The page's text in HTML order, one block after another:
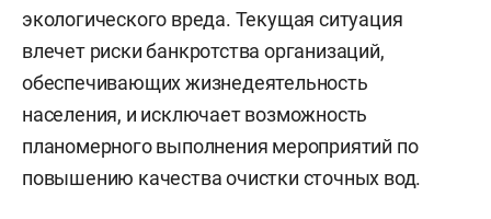
экологического вреда. Текущая ситуация
влечет риски банкротства организаций,
обеспечивающих жизнедеятельность
населения, и исключает возможность
планомерного выполнения мероприятий по
повышению качества очистки сточных вод.